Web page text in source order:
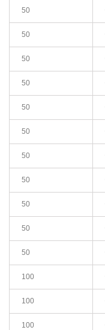
50
50
50
50
50
50
50
50
50
50
50
100
100
100